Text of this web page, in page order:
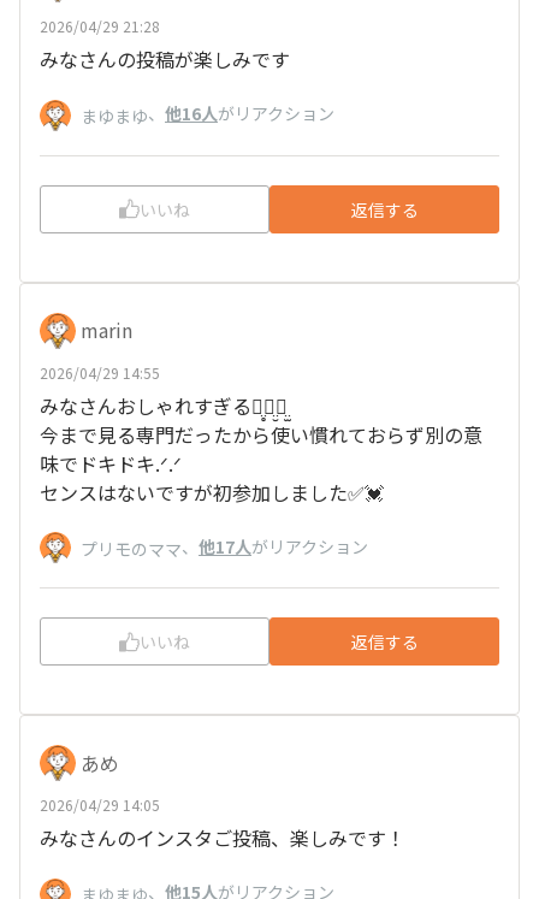
2026/04/29 21:28
みなさんの投稿が楽しみです
まゆまゆ、 他16人がリアクション
いいね 返信する
marin
2026/04/29 14:55
みなさんおしゃれすぎる‪ꪔ̤̥ꪔ̤̮ꪔ̤̫‬
今まで見る専門だったから使い慣れておらず別の意
味でドキドキ.ᐟ.ᐟ
センスはないですが初参加しました✅💓
プリモのママ、 他17人がリアクション
いいね 返信する
あめ
2026/04/29 14:05
みなさんのインスタご投稿、楽しみです！
まゆまゆ、 他15人がリアクション